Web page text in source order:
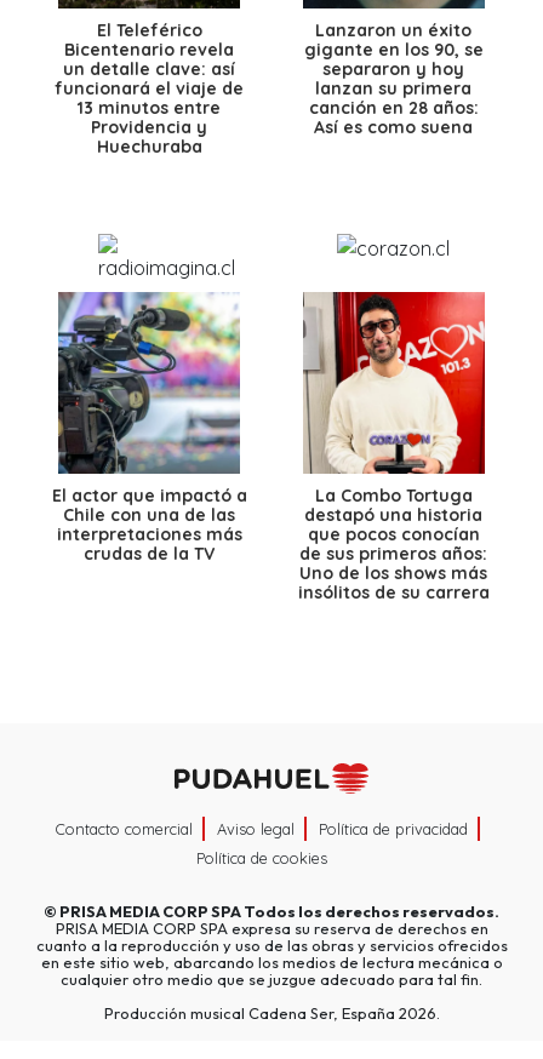
El Teleférico
Bicentenario revela
un detalle clave: así
funcionará el viaje de
13 minutos entre
Providencia y
Huechuraba
Lanzaron un éxito
gigante en los 90, se
separaron y hoy
lanzan su primera
canción en 28 años:
Así es como suena
El actor que impactó a
Chile con una de las
interpretaciones más
crudas de la TV
La Combo Tortuga
destapó una historia
que pocos conocían
de sus primeros años:
Uno de los shows más
insólitos de su carrera
Contacto comercial Aviso legal
Política de privacidad
Política de cookies
© PRISA MEDIA CORP SPATodos los derechos reservados.
PRISA MEDIA CORP SPA expresa su reserva de derechos en
cuanto a la reproducción y uso de las obras y servicios ofrecidos
en este sitio web, abarcando los medios de lectura mecánica o
cualquier otro medio que se juzgue adecuado para tal fin.
Producción musical Cadena Ser, España 2026.